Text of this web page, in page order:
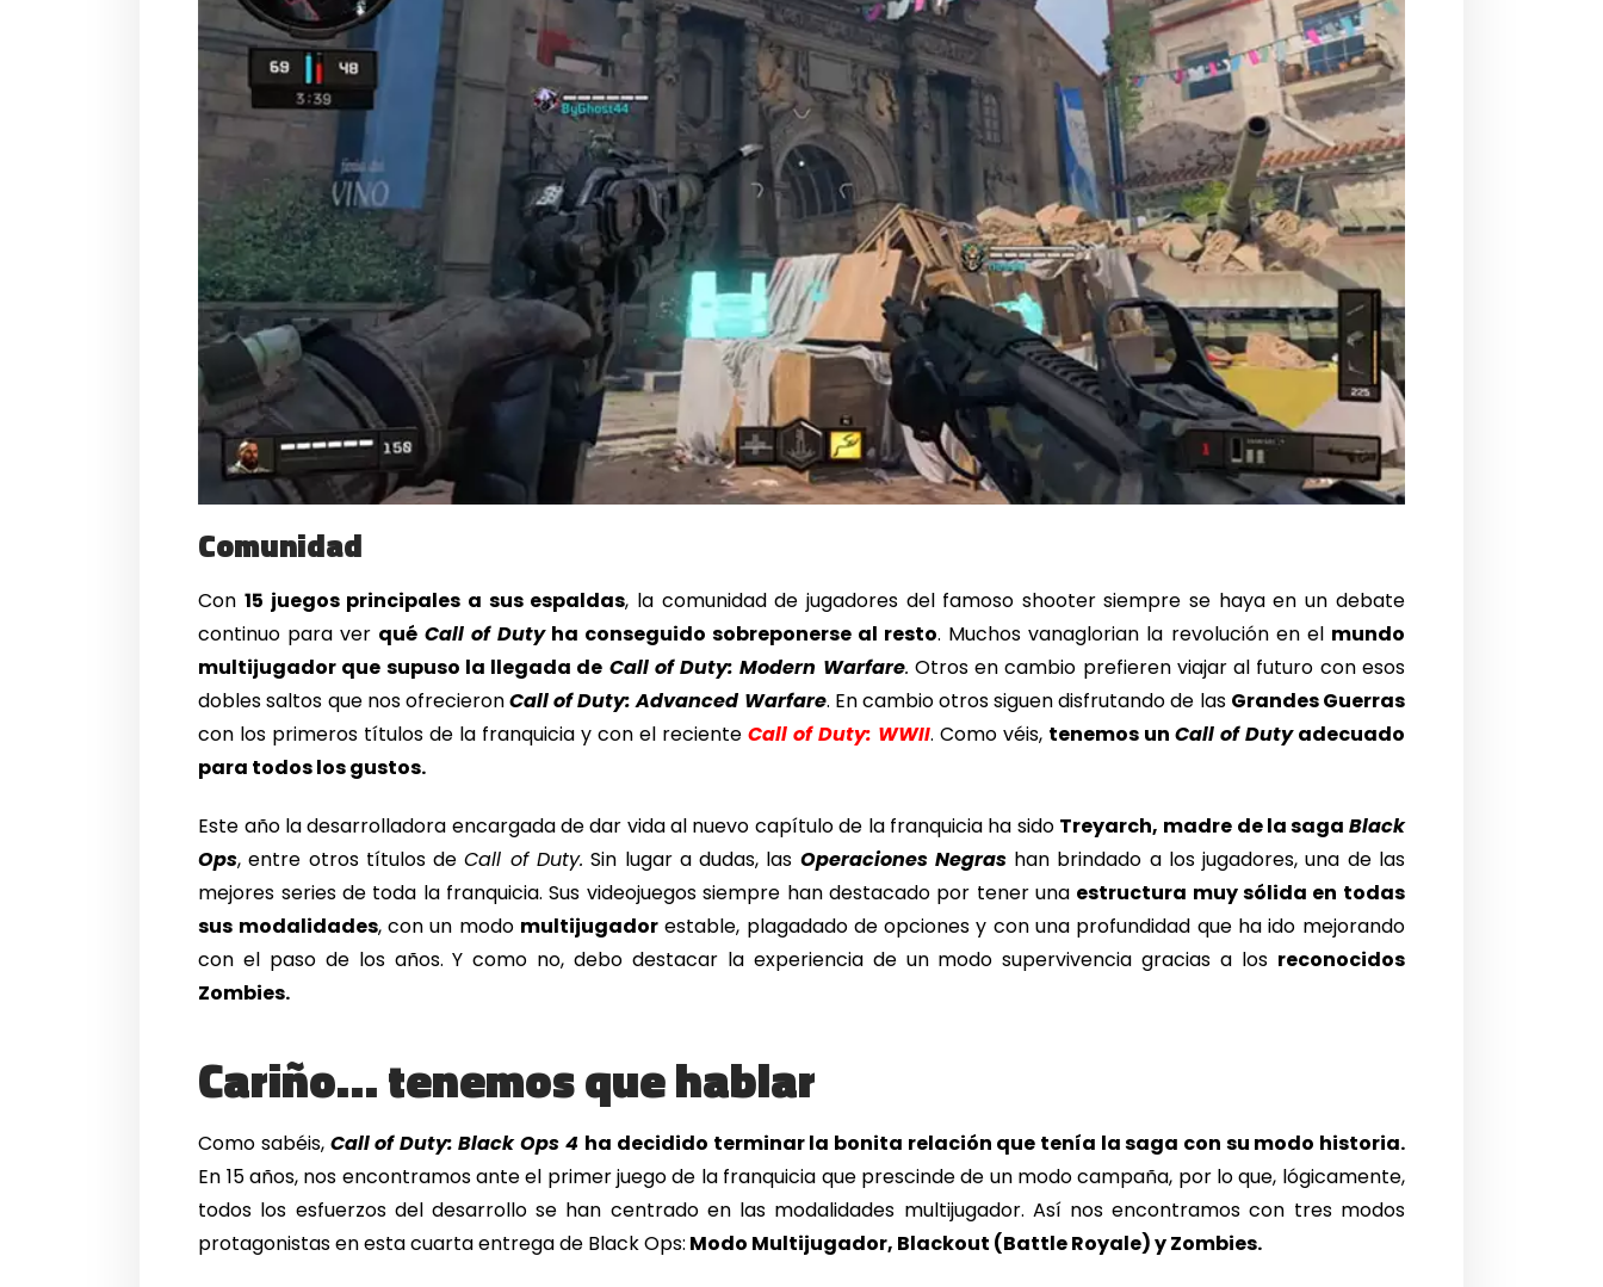
Comunidad
Con 15 juegos principales a sus espaldas, la comunidad de jugadores del famoso shooter siempre se haya en un debate
continuo para ver qué Call of Dutyha conseguido sobreponerse al resto. Muchos vanaglorian la revolución en el mundo
multijugador que supuso la llegada de Call of Duty: Modern Warfare. Otros en cambio prefieren viajar al futuro con esos
dobles saltos que nos ofrecieronCall of Duty: Advanced Warfare. En cambio otros siguen disfrutando de las Grandes Guerras
con los primeros títulos de la franquicia y con el reciente Call of Duty: WWII. Como véis, tenemos un Call of Dutyadecuado
para todos los gustos.
Este año la desarrolladora encargada de dar vida al nuevo capítulo de la franquicia ha sido Treyarch, madre de la saga Black
Ops, entre otros títulos deCall of Duty. Sin lugar a dudas, las Operaciones Negrashan brindado a los jugadores, una de las
mejores series de toda la franquicia. Sus videojuegos siempre han destacado por tener una estructura muy sólida en todas
sus modalidades, con un modo multijugadorestable, plagadado de opciones y con una profundidad que ha ido mejorando
con el paso de los años. Y como no, debo destacar la experiencia de un modo supervivencia gracias a los reconocidos
Zombies.
Cariño… tenemos que hablar
Como sabéis, Call of Duty: Black Ops 4 ha decidido terminar la bonita relación que tenía la saga con su modo historia.
En 15 años, nos encontramos ante el primer juego de la franquicia que prescinde de un modo campaña, por lo que, lógicamente,
todos los esfuerzos del desarrollo se han centrado en las modalidades multijugador. Así nos encontramos con tres modos
protagonistas en esta cuarta entrega de Black Ops: Modo Multijugador, Blackout (Battle Royale) y Zombies.